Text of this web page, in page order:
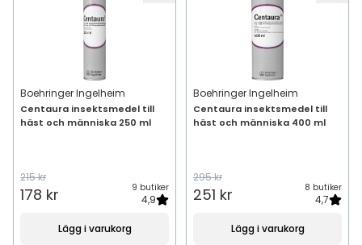
Boehringer Ingelheim
Centaura insektsmedel till
häst och människa 250 ml
215 kr
178 kr 9 butiker
4,9
Lägg i varukorg
Boehringer Ingelheim
Centaura insektsmedel till
häst och människa 400 ml
295 kr
251 kr 8 butiker
4,7
Lägg i varukorg